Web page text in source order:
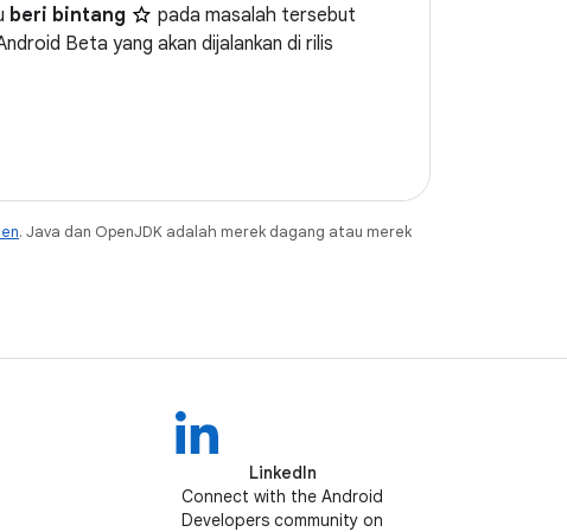
beri bintang
pada masalah tersebut
Beta yang akan dijalankan di rilis
. Java dan OpenJDK adalah merek dagang atau merek
LinkedIn
Connect with the Android
Developers community on